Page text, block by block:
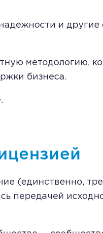
и другие
методологию,
бизнеса.
(единственно,
передачей